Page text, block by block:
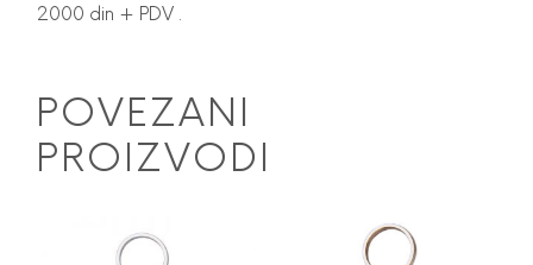
2000 din + PDV .
POVEZANI
PROIZVODI